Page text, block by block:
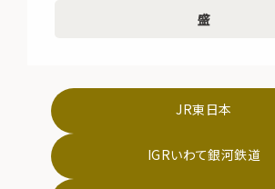
盛
JR東日本
IGRいわて銀河鉄道